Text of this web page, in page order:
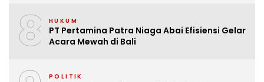
8 HUKUM
PT Pertamina Patra Niaga Abai Efisiensi Gelar
Acara Mewah di Bali
POLITIK